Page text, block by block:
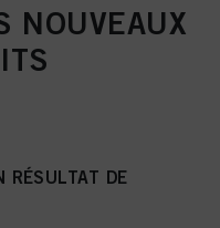
NOUVEAUX
RÉSULTAT DE